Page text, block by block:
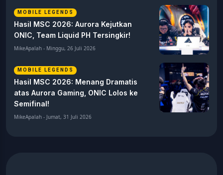
MOBILE LEGENDS
Hasil MSC 2026: Aurora Kejutkan
ONIC, Team Liquid PH Tersingkir!
MikeApalah - Minggu, 26 Juli 2026
MOBILE LEGENDS
Hasil MSC 2026: Menang Dramatis
atas Aurora Gaming, ONIC Lolos ke
Semifinal!
MikeApalah - Jumat, 31 Juli 2026